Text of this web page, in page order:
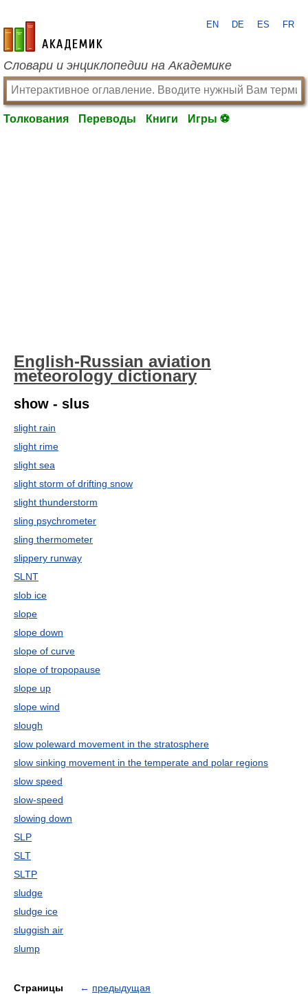
academic.ru
EN DE ES FR
Словари и энциклопедии на Академике
Толкования Переводы Книги Игры ⚽
English-Russian aviation
meteorology dictionary
show - slus
slight rain
slight rime
slight sea
slight storm of drifting snow
slight thunderstorm
sling psychrometer
sling thermometer
slippery runway
SLNT
slob ice
slope
slope down
slope of curve
slope of tropopause
slope up
slope wind
slough
slow poleward movement in the stratosphere
slow sinking movement in the temperate and polar regions
slow speed
slow-speed
slowing down
SLP
SLT
SLTP
sludge
sludge ice
sluggish air
slump
Страницы ← предыдущая